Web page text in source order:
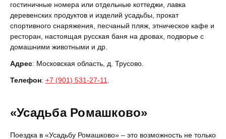
гостиничные номера или отдельные коттеджи, лавка
деревенских продуктов и изделий усадьбы, прокат
спортивного снаряжения, песчаный пляж, этническое кафе и
ресторан, настоящая русская баня на дровах, подворье с
домашними животными и др.
Адрес: Московская область, д. Трусово.
Телефон: +7 (901) 531-27-11
«Усадьба Ромашково»
Поездка в «Усадьбу Ромашково» – это возможность не только